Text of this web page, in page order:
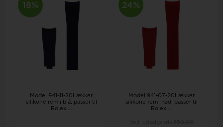
18%
Model 941-11-20Lækker
silikone rem i blå, passer til
Rolex ...
24%
Model 941-07-20Lækker
silikone rem i rød, passer til
Rolex ...